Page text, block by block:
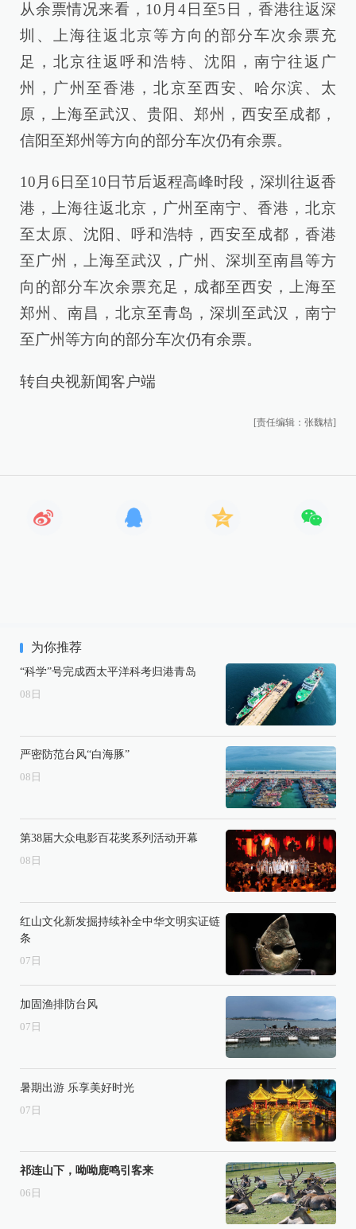
从余票情况来看，10月4日至5日，香港往返深
圳、上海往返北京等方向的部分车次余票充
足，北京往返呼和浩特、沈阳，南宁往返广
州，广州至香港，北京至西安、哈尔滨、太
原，上海至武汉、贵阳、郑州，西安至成都，
信阳至郑州等方向的部分车次仍有余票。
10月6日至10日节后返程高峰时段，深圳往返香
港，上海往返北京，广州至南宁、香港，北京
至太原、沈阳、呼和浩特，西安至成都，香港
至广州，上海至武汉，广州、深圳至南昌等方
向的部分车次余票充足，成都至西安，上海至
郑州、南昌，北京至青岛，深圳至武汉，南宁
至广州等方向的部分车次仍有余票。
转自央视新闻客户端
[责任编辑：张魏桔]
为你推荐
“科学”号完成西太平洋科考归港青岛
08 日
严密防范台风“白海豚”
08 日
第38届大众电影百花奖系列活动开幕
08 日
红山文化新发掘持续补全中华文明实证链
条
07 日
加固渔排防台风
07 日
暑期出游 乐享美好时光
07 日
祁连山下，呦呦鹿鸣引客来
06 日